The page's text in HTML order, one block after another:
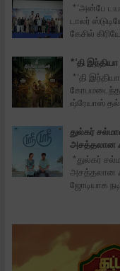
*‘அன்பே
டாலர்
கேசில்
*‘தி
*‘தி
கோபமடைந்த
ஷ்ரேயாஸ்
துல்கர்
அசத்தலான
*துல்கர்
அசத்தலான
ஜோடியாக